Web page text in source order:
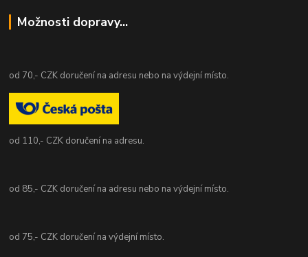
Možnosti dopravy...
od 70,- CZK doručení na adresu nebo na výdejní místo.
od 110,- CZK doručení na adresu.
od 85,- CZK doručení na adresu nebo na výdejní místo.
od 75,- CZK doručení na výdejní místo.